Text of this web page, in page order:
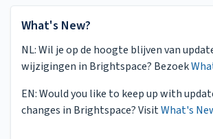
What's New?
NL: Wil je op de hoogte blijven van
wijzigingen in Brightspace? Bezoek
EN: Would you like to keep up with
changes in Brightspace? VisitWhat's